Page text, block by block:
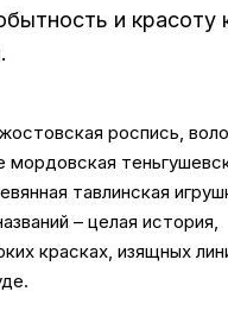
и красоту
роспись,
мордовская
тавлинская
– целая история,
красках, изящных